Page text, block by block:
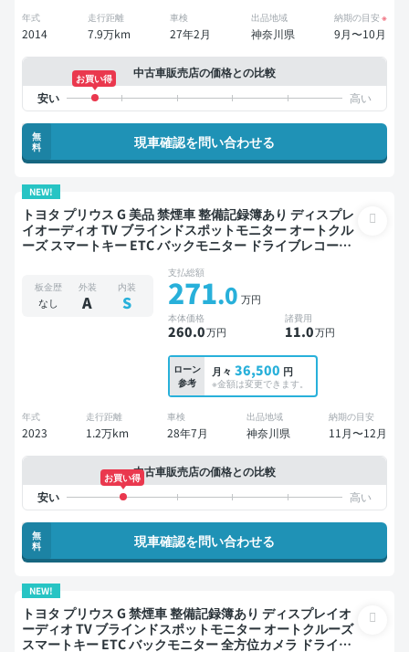
年式
2014
走行距離
7.9万km
車検
27年2月
出品地域
神奈川県
納期の目安 ※
9月〜10月
中古車販売店の価格との比較
お買い得
無
料
現車確認を問い合わせる
NEW!
トヨタ プリウス G 美品 禁煙車 整備記録簿あり ディスプレ
イオーディオ TV ブラインドスポットモニター オートクル
ーズ スマートキー ETC バックモニター ドライブレコーダ
板金歴
なし
外装
A
内装
S
支払総額
271.0 万円
本体価格
260.0万円
諸費用
11.0万円
ローン
参考
月々 36,500 円
※金額は変更できます。
年式
2023
走行距離
1.2万km
車検
28年7月
出品地域
神奈川県
納期の目安
11月〜12月
中古車販売店の価格との比較
お買い得
無
料
現車確認を問い合わせる
NEW!
トヨタ プリウス G 禁煙車 整備記録簿あり ディスプレイオ
ーディオ TV ブラインドスポットモニター オートクルーズ
スマートキー ETC バックモニター 全方位カメラ ドライブ